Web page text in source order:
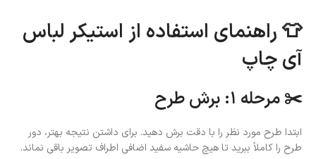
👕 راهنمای استفاده از استیکر لباس
آی چاپ
✂️ مرحله ۱: برش طرح
ابتدا طرح مورد نظر را با دقت برش دهید. برای داشتن نتیجه بهتر، دور
طرح را کاملاً ببرید تا هیچ حاشیه سفید اضافی اطراف تصویر باقی نماند.